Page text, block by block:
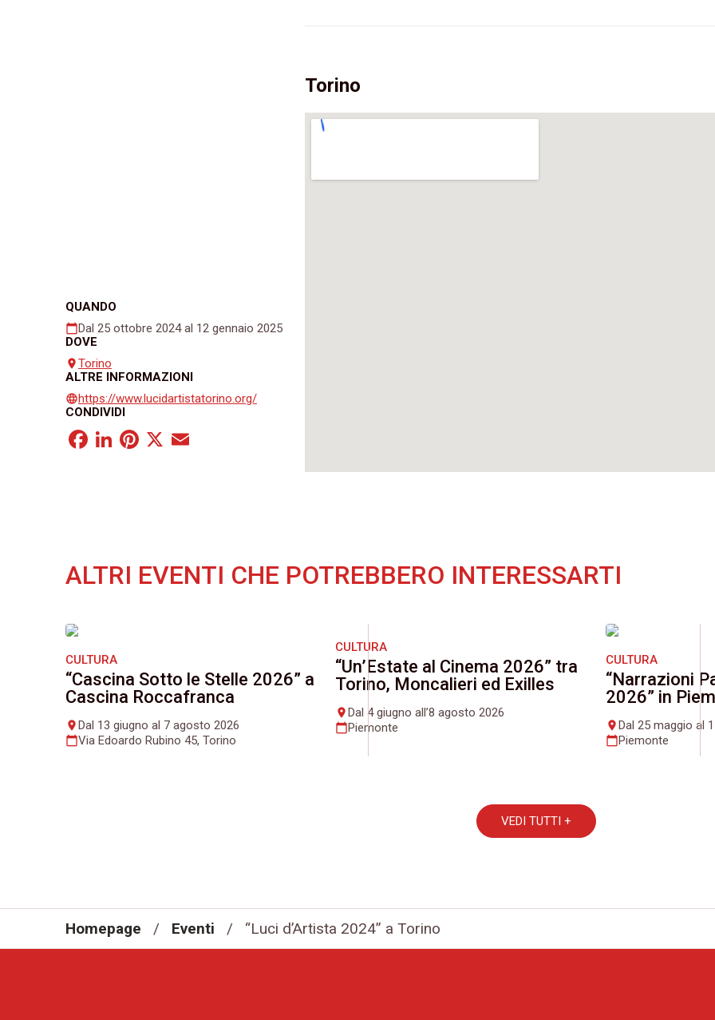
QUANDO
calendar_todayDal 25 ottobre 2024 al 12 gennaio 2025
DOVE
placeTorino
ALTRE INFORMAZIONI
languagehttps://www.lucidartistatorino.org/
CONDIVIDI
Facebook
LinkedIn
Pinterest
X
Torino
ALTRI EVENTI CHE POTREBBERO INTERESSARTI
CULTURA
“Cascina Sotto le Stelle 2026” a
Cascina Roccafranca
placeDal 13 giugno al 7 agosto 2026
calendar_todayVia Edoardo Rubino 45, Torino
CULTURA
“Un’Estate al Cinema 2026” tra
Torino, Moncalieri ed Exilles
place Dal 4 giugno all’8 agosto 2026
calendar_todayPiemonte
CULTURA
“Narrazioni
2026” in
placeDal 25 maggio al
calendar_todayPiemonte
VEDI TUTTI +
Homepage / Eventi / “Luci d’Artista 2024” a Torino